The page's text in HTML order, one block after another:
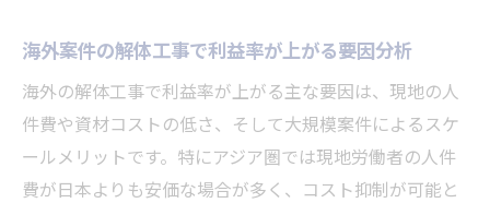
海外案件の解体工事で利益率が上がる要因分析
海外の解体工事で利益率が上がる主な要因は、現地の人
件費や資材コストの低さ、そして大規模案件によるスケ
ールメリットです。特にアジア圏では現地労働者の人件
費が日本よりも安価な場合が多く、コスト抑制が可能と